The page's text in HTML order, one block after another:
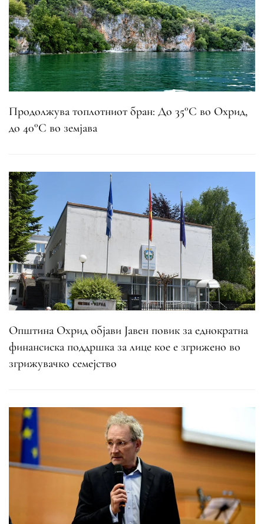
Продолжува топлотниот бран: До 35°C во Охрид,
до 40°C во земјава
Општина Охрид објави Јавен повик за еднократна
финансиска поддршка за лице кое е згрижено во
згрижувачко семејство